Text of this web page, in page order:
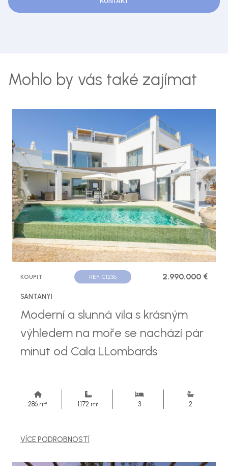
Mohlo by vás také zajímat
KOUPIT REF. C1236 2.990.000 €
SANTANYI
Moderní a slunná vila s krásným
výhledem na moře se nachází pár
minut od Cala LLombards
286 m² 1.172 m² 3 2
VÍCE PODROBNOSTÍ